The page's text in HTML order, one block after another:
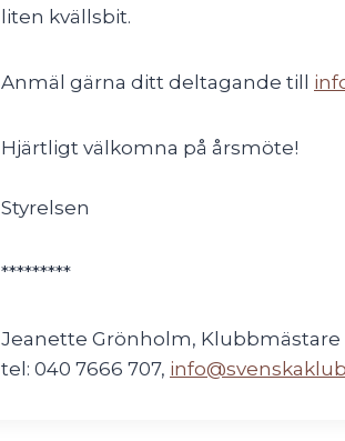
liten kvällsbit.
Anmäl gärna ditt deltagande till
Hjärtligt välkomna på årsmöte!
Styrelsen
*********
Jeanette Grönholm, Klubbmästare
tel: 040 7666 707,